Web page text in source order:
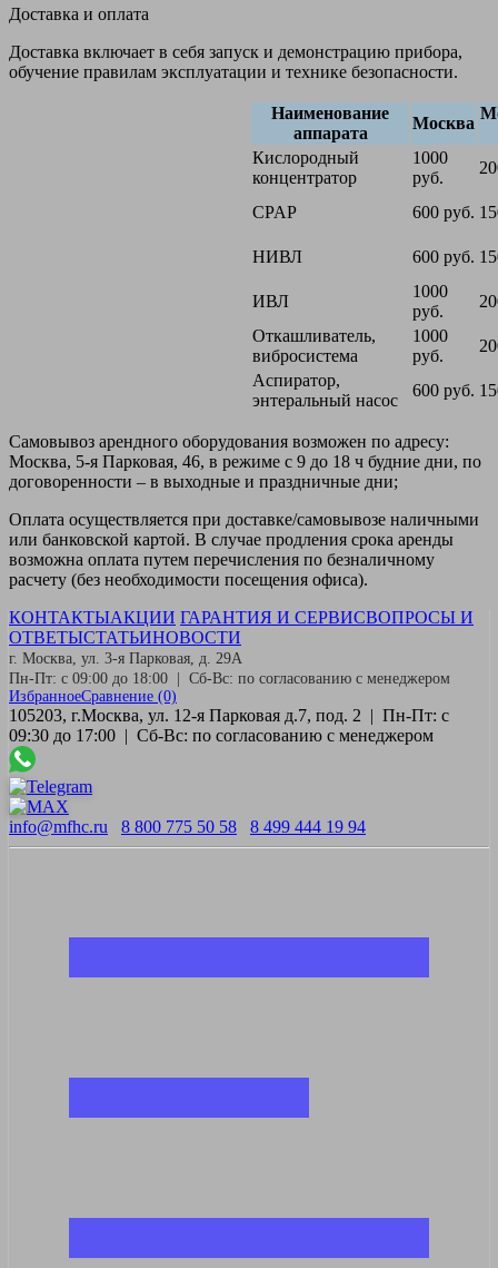
Доставка и оплата
Доставка включает в себя запуск и демонстрацию прибора,
обучение правилам эксплуатации и технике безопасности.
Наименование
аппарата
Москва
Кислородный
концентратор
1000
руб.
CPAP 600 руб.
НИВЛ 600 руб.
ИВЛ
1000
руб.
Откашливатель,
вибросистема
1000
руб.
Аспиратор,
энтеральный насос
600 руб.
Самовывоз арендного оборудования возможен по адресу:
Москва, 5-я Парковая, 46, в режиме с 9 до 18 ч будние дни, по
договоренности – в выходные и праздничные дни;
Оплата осуществляется при доставке/самовывозе наличными
или банковской картой. В случае продления срока аренды
возможна оплата путем перечисления по безналичному
расчету (без необходимости посещения офиса).
КОНТАКТЫАКЦИИ ГАРАНТИЯ И СЕРВИСВОПРОСЫ И
ОТВЕТЫСТАТЬИНОВОСТИ
г. Москва, ул. 3-я Парковая, д. 29А
Пн-Пт: с 09:00 до 18:00 | Сб-Вс: по согласованию с менеджером
ИзбранноеСравнение (0)
105203, г.Москва, ул. 12-я Парковая д.7, под. 2 | Пн-Пт: с
09:30 до 17:00 | Сб-Вс: по согласованию с менеджером
info@mfhc.ru 8 800 775 50 58 8 499 444 19 94